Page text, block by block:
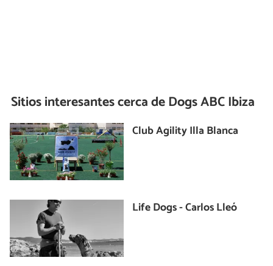
Sitios interesantes cerca deDogs ABC Ibiza
Club Agility Illa Blanca
Life Dogs - Carlos Lleó